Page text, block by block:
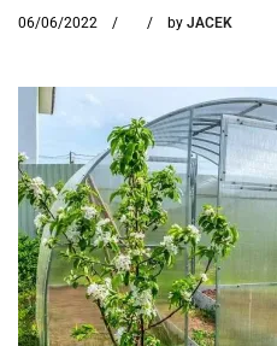
06/06/2022 by JACEK